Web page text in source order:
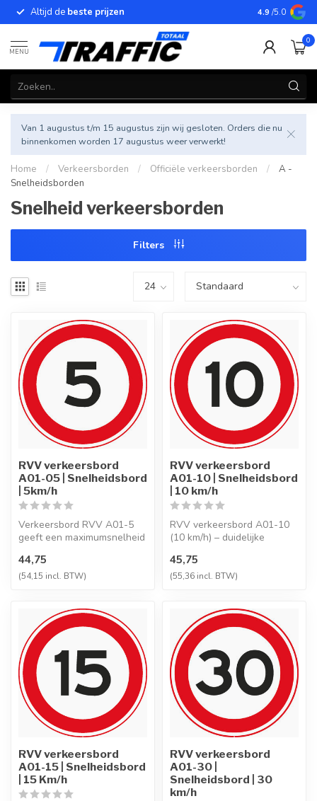
Altijd de beste prijzen Betrouwbare
4.9 /5.0
MENU
0
Van 1 augustus t/m 15 augustus zijn wij gesloten. Orders die nu
binnenkomen worden 17 augustus weer verwerkt!
Home / Verkeersborden / Officiële verkeersborden /
A -
Snelheidsborden
Snelheid verkeersborden
Filters
RVV verkeersbord
A01-05 | Snelheidsbord
| 5km/h
Verkeersbord RVV A01-5
geeft een maximumsnelheid
voo...
44,75
(54,15 incl. BTW)
RVV verkeersbord
A01-10 | Snelheidsbord
| 10 km/h
RVV verkeersbord A01-10
(10 km/h) – duidelijke
terrein ...
45,75
(55,36 incl. BTW)
RVV verkeersbord
A01-15 | Snelheidsbord
| 15 Km/h
RVV verkeersbord
A01-30 |
Snelheidsbord | 30
km/h